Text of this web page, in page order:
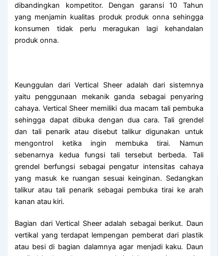
dibandingkan kompetitor. Dengan garansi 10 Tahun
yang menjamin kualitas produk produk onna sehingga
konsumen tidak perlu meragukan lagi kehandalan
produk onna.
Keunggulan dari Vertical Sheer adalah dari sistemnya
yaitu penggunaan mekanik ganda sebagai penyaring
cahaya. Vertical Sheer memiliki dua macam tali pembuka
sehingga dapat dibuka dengan dua cara. Tali grendel
dan tali penarik atau disebut talikur digunakan untuk
mengontrol ketika ingin membuka tirai. Namun
sebenarnya kedua fungsi tali tersebut berbeda. Tali
grendel berfungsi sebagai pengatur intensitas cahaya
yang masuk ke ruangan sesuai keinginan. Sedangkan
talikur atau tali penarik sebagai pembuka tirai ke arah
kanan atau kiri.
Bagian dari Vertical Sheer adalah sebagai berikut. Daun
vertikal yang terdapat lempengan pemberat dari plastik
atau besi di bagian dalamnya agar menjadi kaku. Daun